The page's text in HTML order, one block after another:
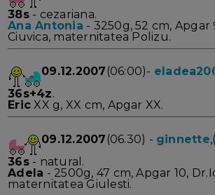
38s- cezariana.
Ana Antonia - 3250g, 52 cm, Apgar
Ciuvica, maternitatea Polizu.
09.12.2007 (06:00)-
36s+4z.
Eric XX g, XX cm, Apgar XX.
09.12.2007 (06.30) - ginnette
36s- natural.
Adela - 2500g, 47 cm, Apgar 10,
maternitatea Giulesti.